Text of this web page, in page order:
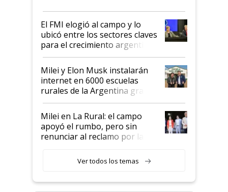
de Milei
El FMI elogió al campo y lo
ubicó entre los sectores claves
para el crecimiento argentino
Milei y Elon Musk instalarán
internet en 6000 escuelas
rurales de la Argentina gracias
a un acuerdo con Starlink
Milei en La Rural: el campo
apoyó el rumbo, pero sin
renunciar al reclamo por las
Ver todos los temas